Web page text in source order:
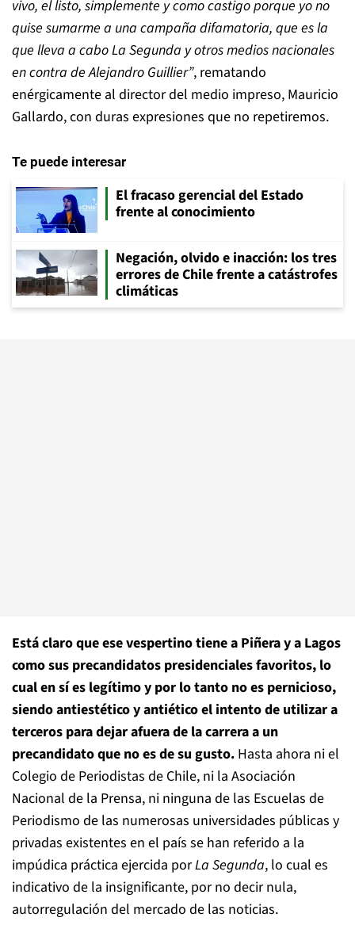
vivo, el listo, simplemente y como castigo porque yo no
quise sumarme a una campaña difamatoria, que es la
que lleva a cabo La Segunda y otros medios nacionales
en contra de Alejandro Guillier”, rematando
enérgicamente al director del medio impreso, Mauricio
Gallardo, con duras expresiones que no repetiremos.
Te puede interesar
El fracaso gerencial del Estado
frente al conocimiento
Negación, olvido e inacción: los tres
errores de Chile frente a catástrofes
climáticas
Está claro que ese vespertino tiene a Piñera y a Lagos
como sus precandidatos presidenciales favoritos, lo
cual en sí es legítimo y por lo tanto no es pernicioso,
siendo antiestético y antiético el intento de utilizar a
terceros para dejar afuera de la carrera a un
precandidato que no es de su gusto. Hasta ahora ni el
Colegio de Periodistas de Chile, ni la Asociación
Nacional de la Prensa, ni ninguna de las Escuelas de
Periodismo de las numerosas universidades públicas y
privadas existentes en el país se han referido a la
impúdica práctica ejercida porLa Segunda, lo cual es
indicativo de la insignificante, por no decir nula,
autorregulación del mercado de las noticias.